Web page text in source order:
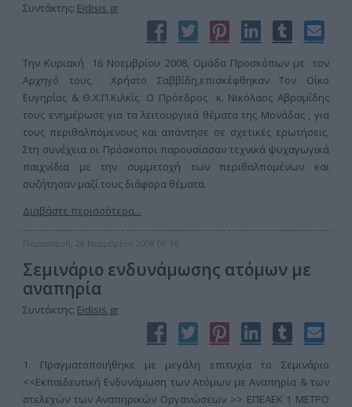
Συντάκτης: Eidisis.gr
Την Κυριακή 16 Νοεμβρίου 2008, Ομάδα Προσκόπων με τον
Αρχηγό τους Χρήστο Σαββίδη,επισκέφθηκαν Τον Οίκο
Ευγηρίας & Θ.Χ.Π.Κιλκίς. Ο Πρόεδρος κ. Νικόλαος Αβραμίδης
τους ενημέρωσε για τα λειτουργικά θέματα της Μονάδας , για
τους περιθαλπόμενους και απάντησε σε σχετικές ερωτήσεις.
Στη συνέχεια οι Πρόσκοποι παρουσίασαν τεχνικά ψυχαγωγικά
παιχνίδια με την συμμετοχή των περιθαλπομένων και
συζήτησαν μαζί τους διάφορα θέματα.
Διαβάστε περισσότερα...
Παρασκευή, 28 Νοεμβρίου 2008 08:36
Σεμινάριο ενδυνάμωσης ατόμων με
αναπηρία
Συντάκτης: Eidisis.gr
1. Πραγματοποιήθηκε με μεγάλη επιτυχία το Σεμινάριο
<<Εκπαιδευτική Ενδυνάμωση των Ατόμων με Αναπηρία & των
στελεχών των Αναπηρικών Οργανώσεων >> ΕΠΕΑΕΚ 1 ΜΕΤΡΟ